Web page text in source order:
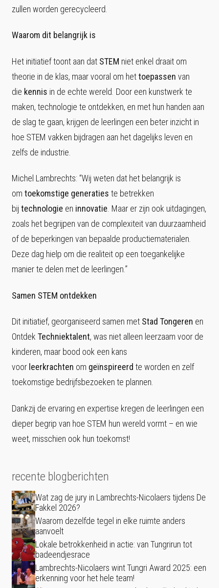
zullen worden gerecycleerd.
Waarom dit belangrijk is
Het initiatief toont aan dat STEM niet enkel draait om
theorie in de klas, maar vooral om hettoepassen van
die kennis in de echte wereld. Door een kunstwerk te
maken, technologie te ontdekken, en met hun handen aan
de slag te gaan, krijgen de leerlingen een beter inzicht in
hoe STEM vakken bijdragen aan het dagelijks leven en
zelfs de industrie.
Michel Lambrechts: “Wij weten dat het belangrijk is
om toekomstige generaties te betrekken
bij technologie en innovatie. Maar er zijn ook uitdagingen,
zoals het begrijpen van de complexiteit van duurzaamheid
of de beperkingen van bepaalde productiematerialen.
Deze dag hielp om die realiteit op een toegankelijke
manier te delen met de leerlingen.”
Samen STEM ontdekken
Dit initiatief, georganiseerd samen met Stad Tongeren en
Ontdek Techniektalent, was niet alleen leerzaam voor de
kinderen, maar bood ook een kans
voor leerkrachten om geïnspireerd te worden en zelf
toekomstige bedrijfsbezoeken te plannen.
Dankzij de ervaring en expertise kregen de leerlingen een
dieper begrip van hoe STEM hun wereld vormt – en wie
weet, misschien ook hun toekomst!
recente blogberichten
Wat zag de jury in Lambrechts-Nicolaers tijdens De
Fakkel 2026?
Waarom dezelfde tegel in elke ruimte anders
aanvoelt
Lokale betrokkenheid in actie: van Tungrirun tot
badeendjesrace
Lambrechts-Nicolaers wint Tungri Award 2025: een
erkenning voor het hele team!